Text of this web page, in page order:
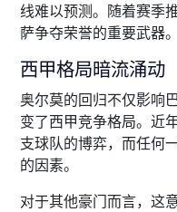
线难以预测。随着赛季
萨争夺荣誉的重要武器。
西甲格局暗流涌动
奥尔莫的回归不仅影响
变了西甲竞争格局。近
支球队的博弈，而任何
的因素。
对于其他豪门而言，这